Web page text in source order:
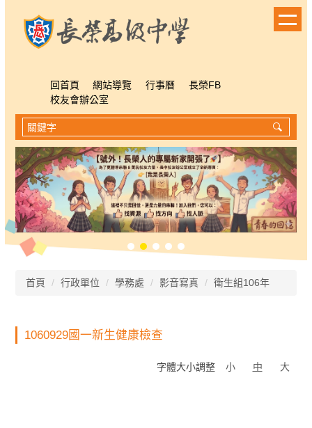
回首頁 網站導覽 行事曆
長榮FB
校友會辦公室
首頁 行政單位 學務處 影音寫真 衛生組106年
1060929國一新生健康檢查
字體大小調整 小 中 大